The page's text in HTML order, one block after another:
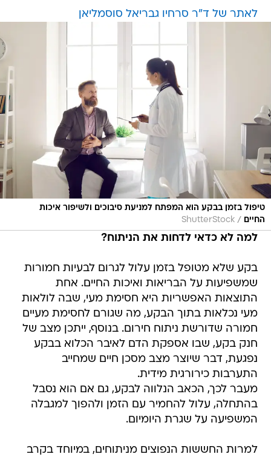
לאתר של ד"ר סרחיו גבריאל סוסמליאן
טיפול בזמן בבקע הוא המפתח למניעת סיבוכים ולשיפור איכות
החיים
/
ShutterStock
למה לא כדאי לדחות את הניתוח?
בקע שלא מטופל בזמן עלול לגרום לבעיות חמורות
שמשפיעות על הבריאות ואיכות החיים. אחת
התוצאות האפשריות היא חסימת מעי, שבה לולאות
מעי נכלאות בתוך הבקע, מה שגורם לחסימת מעיים
חמורה שדורשת ניתוח חירום. בנוסף, ייתכן מצב של
חנק בקע, שבו אספקת הדם לאיבר הכלוא בבקע
נפגעת, דבר שיוצר מצב מסכן חיים שמחייב
התערבות כירורגית מידית.
מעבר לכך, הכאב הנלווה לבקע, גם אם הוא נסבל
בהתחלה, עלול להחמיר עם הזמן ולהפוך למגבלה
המשפיעה על שגרת היומיום.
למרות החששות הנפוצים מניתוחים, במיוחד בקרב